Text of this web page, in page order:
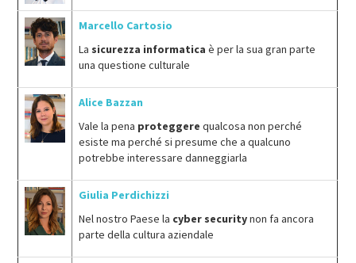
Marcello Cartosio
La sicurezza informatica è per la sua gran parte
una questione culturale
Alice Bazzan
Vale la pena proteggere qualcosa non perché
esiste ma perché si presume che a qualcuno
potrebbe interessare danneggiarla
Giulia Perdichizzi
Nel nostro Paese la cyber securitynon fa ancora
parte della cultura aziendale